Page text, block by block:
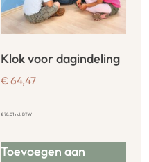
Klok voor dagindeling
€ 64,47
€78,01incl. BTW
Toevoegen aan